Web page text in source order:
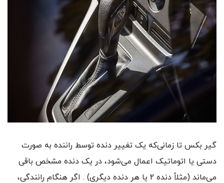
گیر بکس تا زمانی‌که یک تغییر دنده توسط راننده به صورت
دستی یا اتوماتیک اعمال می‌شود، در یک دنده مشخص باقی
می‌ماند ‌‌(مثلاً دنده 2 یا هر دنده دیگری) . اگر هنگام رانندگی،